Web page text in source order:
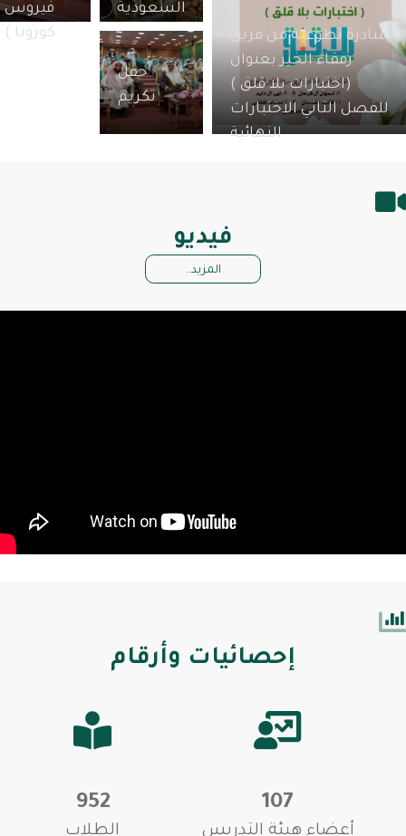
مبادرة تطوعية من فريق
رفقاء الخير بعنوان
(اختبارات بلا قلق )
للفصل الثاني الاختبارات
النهائية
السعودية
فيروس
كورونا )
حفل
تكريم
فيديو
المزيد..
إحصائيات وأرقام
952
الطلاب
107
أعضاء هيئة التدريس